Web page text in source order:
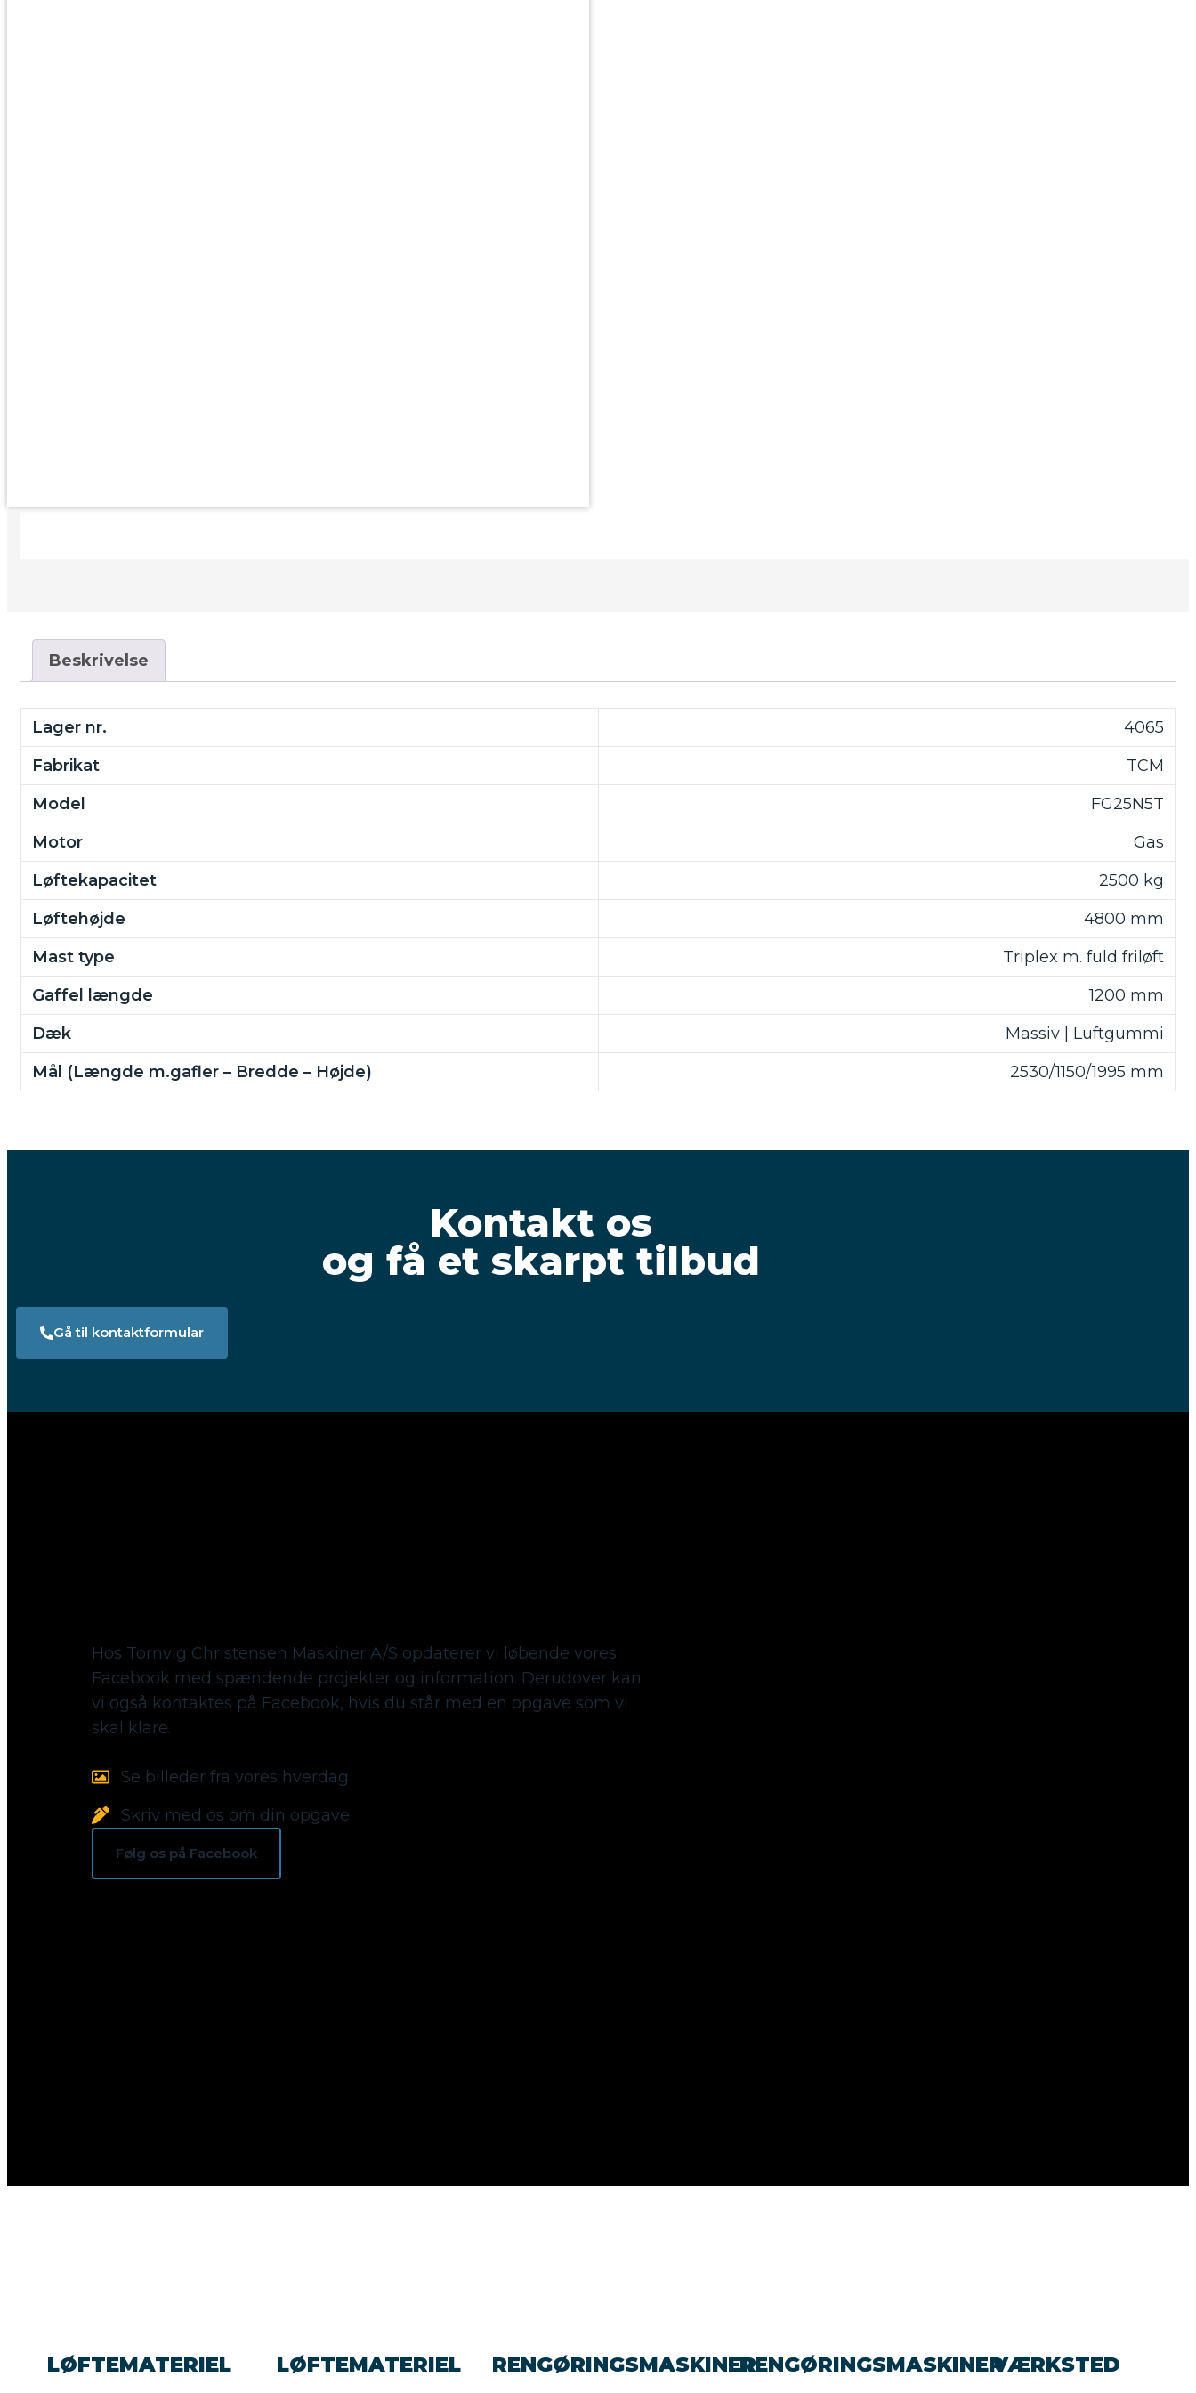
Beskrivelse
Lager nr.
4065
Fabrikat
TCM
Model
FG25N5T
Motor
Gas
Løftekapacitet
2500 kg
Løftehøjde
4800 mm
Mast type
Triplex m. fuld friløft
Gaffel længde
1200 mm
Dæk
Massiv | Luftgummi
Mål (Længde m.gafler – Bredde – Højde)
2530/1150/1995 mm
Kontakt os
og få et skarpt tilbud
Gå til kontaktformular
Hos Tornvig Christensen Maskiner A/S opdaterer vi løbende vores
Facebook med spændende projekter og information. Derudover kan
vi også kontaktes på Facebook, hvis du står med en opgave som vi
skal klare.
Se billeder fra vores hverdag
Skriv med os om din opgave
Følg os på Facebook
LØFTEMATERIEL LØFTEMATERIEL RENGØRINGSMASKINERRENGØRINGSMASKINERVÆRKSTED